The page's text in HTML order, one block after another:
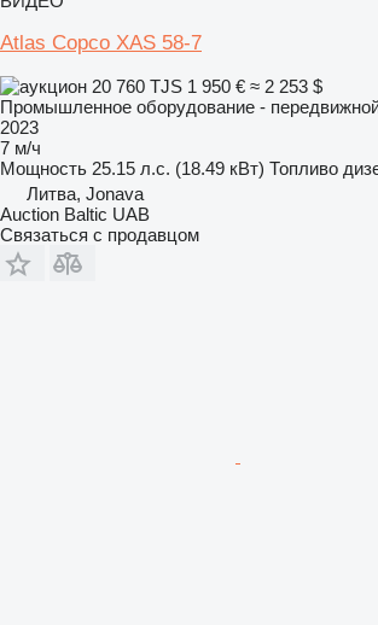
Atlas Copco XAS 58-7
20 760 TJS 1 950 € ≈ 2 253 $
Промышленное оборудование -
2023
7 м/ч
Мощность 25.15 л.с. (18.49 кВт) Топливо
Литва, Jonava
Auction Baltic UAB
Связаться с продавцом